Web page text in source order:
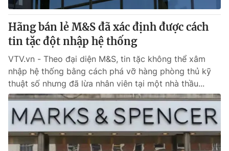
Hãng bán lẻ M&S đã xác định được cách
tin tặc đột nhập hệ thống
VTV.vn - Theo đại diện M&S, tin tặc không thể xâm
nhập hệ thống bằng cách phá vỡ hàng phòng thủ kỹ
thuật số nhưng đã lừa nhân viên tại một nhà thầu...